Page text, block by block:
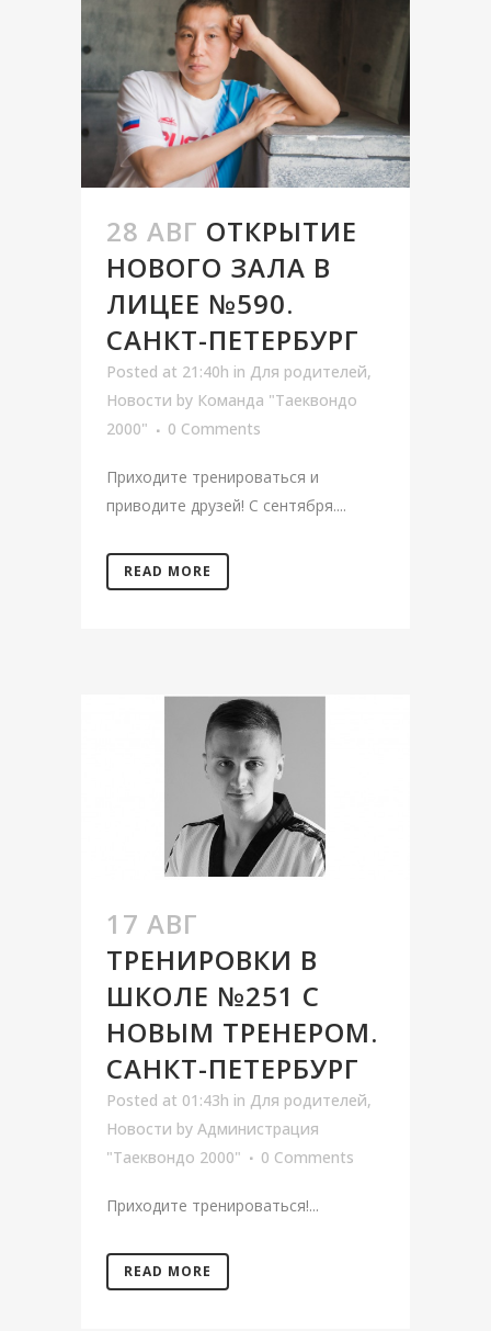
28 АВГ ОТКРЫТИЕ
НОВОГО ЗАЛА В
ЛИЦЕЕ №590.
САНКТ-ПЕТЕРБУРГ
Posted at 21:40h in Для родителей,
Новости by Команда "Таеквондо
2000"
0 Comments
Приходите тренироваться и
приводите друзей! С сентября....
READ MORE
17 АВГ
ТРЕНИРОВКИ В
ШКОЛЕ №251 С
НОВЫМ ТРЕНЕРОМ.
САНКТ-ПЕТЕРБУРГ
Posted at 01:43h in Для родителей,
Новости by Администрация
"Таеквондо 2000"
0 Comments
Приходите тренироваться!...
READ MORE